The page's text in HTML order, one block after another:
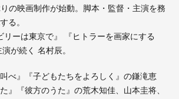
の映画制作が始動。脚本・監督・主演を務
る。
リーは東京で』 『ヒトラーを画家にする
が続く 名村辰。
べ』『子どもたちをよろしく』の鎌滝恵
』『彼方のうた』の荒木知佳、山本圭将、